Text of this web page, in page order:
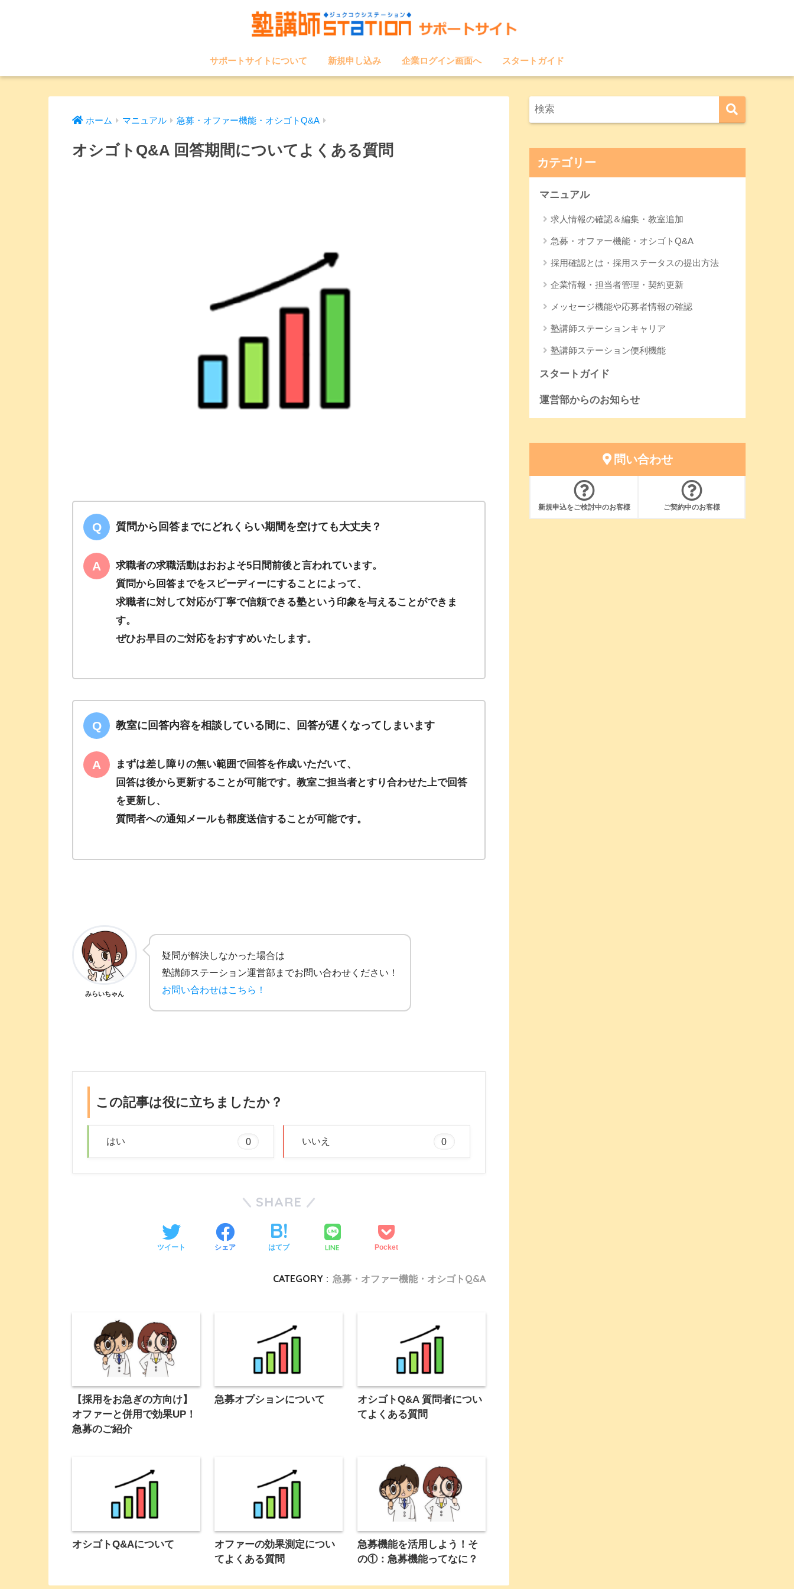
サポートサイトについて 新規申し込み 企業ログイン画面へ スタートガイド
ホーム マニュアル 急募・オファー機能・オシゴトQ&A
オシゴトQ&A 回答期間についてよくある質問
質問から回答までにどれくらい期間を空けても大丈夫？
求職者の求職活動はおおよそ5日間前後と言われています。
質問から回答までをスピーディーにすることによって、
求職者に対して対応が丁寧で信頼できる塾という印象を与えることができま
す。
ぜひお早目のご対応をおすすめいたします。
教室に回答内容を相談している間に、回答が遅くなってしまいます
まずは差し障りの無い範囲で回答を作成いただいて、
回答は後から更新することが可能です。教室ご担当者とすり合わせた上で回答
を更新し、
質問者への通知メールも都度送信することが可能です。
みらいちゃん
疑問が解決しなかった場合は
塾講師ステーション運営部までお問い合わせください！
お問い合わせはこちら！
この記事は役に立ちましたか？
はい 0 いいえ 0
SHARE
ツイート シェア はてブ LINE Pocket
CATEGORY : 急募・オファー機能・オシゴトQ&A
【採用をお急ぎの方向け】
オファーと併用で効果UP！
急募のご紹介
急募オプションについて
オシゴトQ&A 質問者につい
てよくある質問
オシゴトQ&Aについて
オファーの効果測定につい
てよくある質問
急募機能を活用しよう！そ
の①：急募機能ってなに？
カテゴリー
マニュアル
求人情報の確認＆編集・教室追加
急募・オファー機能・オシゴトQ&A
採用確認とは・採用ステータスの提出方法
企業情報・担当者管理・契約更新
メッセージ機能や応募者情報の確認
塾講師ステーションキャリア
塾講師ステーション便利機能
スタートガイド
運営部からのお知らせ
問い合わせ
新規申込をご検討中のお客様 ご契約中のお客様